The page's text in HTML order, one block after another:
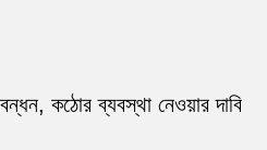
কঠোর ব্যবস্থা নেওয়ার দাবি